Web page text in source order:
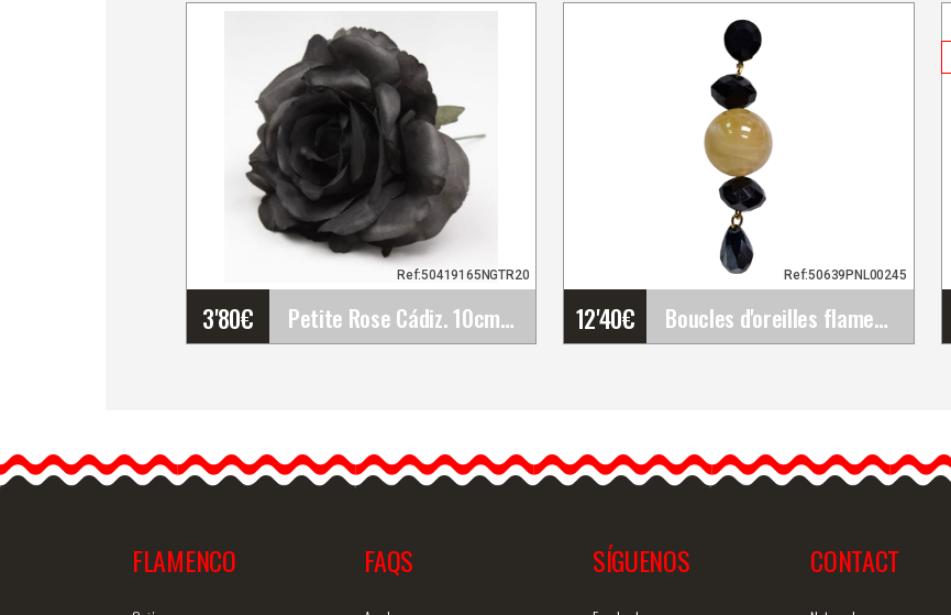
3'80€ Petite Rose Cádiz. 10cm. Noir. TR20
Ref:50419165NGTR20
Les fleurs sont un
accessoire idéal pour les
12'40€ Boucles d'oreilles flamenco beige et noir&hellip;
Ref:50639PNL00245
bijouterie artisanale pour
femmes
FLAMENCO FAQS SÍGUENOS CONTACT